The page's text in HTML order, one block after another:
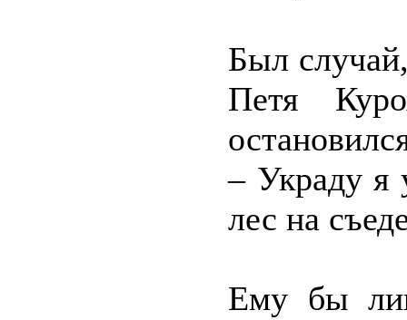
Был
Петя
– Украду я
лес на
Ему бы